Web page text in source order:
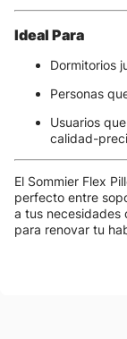
Ideal Para
Dormitorios
Personas
Usuarios
calidad-
El Sommier Flex
perfecto entre
a tus necesidades
para renovar tu